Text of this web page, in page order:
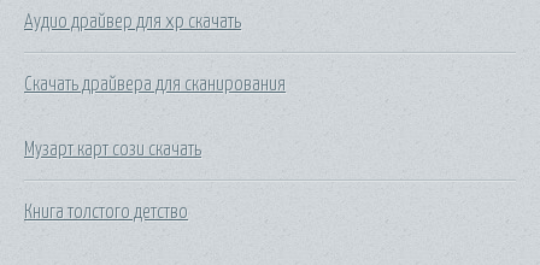
Аудио драйвер для xp скачать
Скачать драйвера для сканирования
Музарт карт сози скачать
Книга толстого детство